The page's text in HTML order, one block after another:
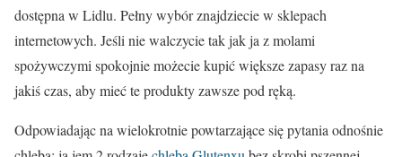
dostępna w Lidlu. Pełny wybór znajdziecie w sklepach
internetowych. Jeśli nie walczycie tak jak ja z molami
spożywczymi spokojnie możecie kupić większe zapasy raz na
jakiś czas, aby mieć te produkty zawsze pod ręką.
Odpowiadając na wielokrotnie powtarzające się pytania odnośnie